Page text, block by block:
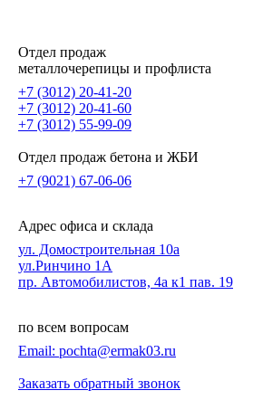
Отдел продаж
металлочерепицы и профлиста
+7 (3012) 20-41-20
+7 (3012) 20-41-60
+7 (3012) 55-99-09
Отдел продаж бетона и ЖБИ
+7 (9021) 67-06-06
Адрес офиса и склада
ул. Домостроительная 10а
ул.Ринчино 1А
пр. Автомобилистов, 4а к1 пав. 19
по всем вопросам
Email: pochta@ermak03.ru
Заказать обратный звонок